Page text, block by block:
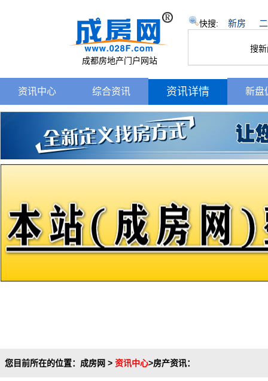
成都房地产门户网站
快搜: 新房
搜
资讯中心 综合资讯 资讯详情 新盘
您目前所在的位置： 成房网 > 资讯中心>房产资讯：